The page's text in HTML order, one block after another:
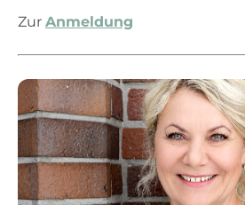
Zur Anmeldung